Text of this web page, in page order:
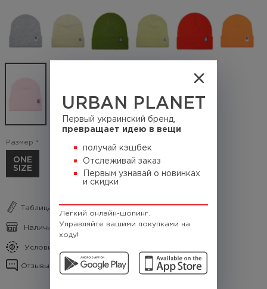
URBAN PLANET
Первый украинский бренд,
превращает идею в вещи
получай кэшбек
Отслеживай заказ
Первым узнавай о новинках
и скидки
Легкий онлайн-шопинг.
Управляйте вашими покупками на
ходу!
Размер
ONE
SIZE
Таблица размеров
Наличие в магазинах
Условия кэшбека
Отзывы о товаре